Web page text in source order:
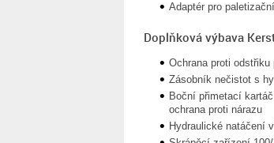
Adaptér pro
Doplňková výbava
Ochrana proti odstřiku
Zásobník nečistot s
Boční přimetací
ochrana proti nárazu
Hydraulické natáčení